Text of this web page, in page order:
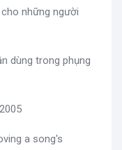
những người
dùng trong phụng
a song's